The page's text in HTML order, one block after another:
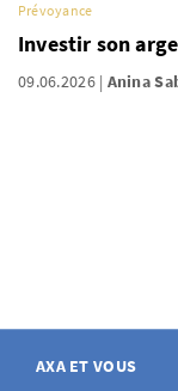
Prévoyance
Investir son
09.06.2026 Anina
AXA ET VOUS